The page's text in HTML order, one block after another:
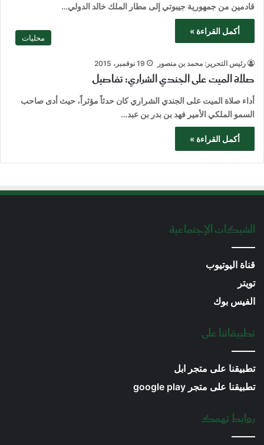
قادمين من جمهورية جيبوتي إلى مطار الملك خالد الدولي…
أكمل القراءة »
محليات
رئيس التحرير: محمد بن منصور 19 نوفمبر، 2015
صلاة الميت على الجندي الشراري: تفاصيل
أداء صلاة الميت على الجندي الشراري كان حدثاً مؤثراً، حيث أدى صاحب
السمو الملكي الأمير فهد بن بدر بن عبد…
أكمل القراءة »
الشبكات الإجتماعية
قناة اليوتيوب
تويتر
الفيس بوك
تطبيقاتنا على
تطبيقنا على متجر ابل
تطبيقنا على متجر google play
روابط تهمك